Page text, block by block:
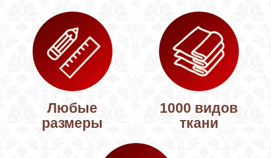
Любые
размеры
1000 видов
ткани